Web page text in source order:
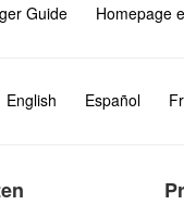
Guide Homepage
English Español